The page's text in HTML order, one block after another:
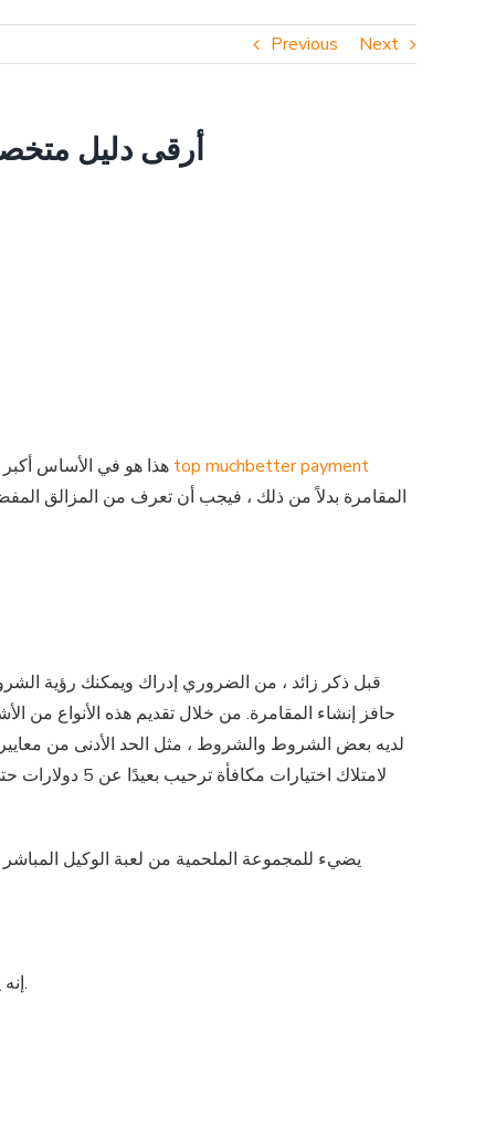
Previous Next
أرقى دليل
top muchbetter payment
المقامرة بدلاً من ذلك ، فيجب أن تعرف من المزالق
قبل ذكر زائد ، من الضروري إدراك ويمكنك رؤية
حافز إنشاء المقامرة. من خلال تقديم هذه الأنواع من
إنه يضمن أن المحترفين يمكنهم الاستفادة من شعورهم بالمقامرة دون الحاجة إلى القلق بشأن انتهاكات التحليل على خلاف ذلك.